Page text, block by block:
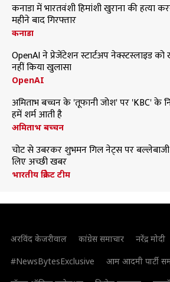
कनाडा में भारतवंशी हिमांशी खुराना की हत्या
महीने बाद गिरफ्तार
कनाडा
OpenAI ने प्रेजेंटेशन स्टार्टअप नेक्स्टस्लाइड को
नहीं किया खुलासा
OpenAI
अमिताभ बच्चन के 'तूफानी जोश' पर 'KBC' के
हमें शर्म आती है
अमिताभ बच्चन
चोट से उबरकर शुभमन गिल नेट्स पर
लिए अच्छी खबर
भारतीय क्रिकेट टीम
अरविंद केजरीवाल कांग्रेस समाचार नरेंद्र मोदी
#NewsBytesExclusive
आम आदमी पार्टी